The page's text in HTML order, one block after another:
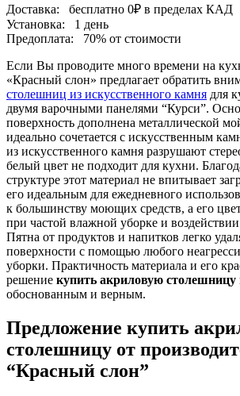
Доставка:
бесплатно 0₽ в пределах КАД
Установка:
1 день
Предоплата:
70% от стоимости
Если Вы проводите много времени на
«Красный слон» предлагает обратить
столешниц из искусственного камня для
двумя варочными панелями “Курси”.
поверхность дополнена металлической
идеально сочетается с искусственным
из искусственного камня разрушают
белый цвет не подходит для кухни.
структуре этот материал не впитывает
его идеальным для ежедневного
к большинству моющих средств, а его
при частой влажной уборке и
Пятна от продуктов и напитков легко
поверхности с помощью любого
уборки. Практичность материала и его
решение купить акриловую столешницу
обоснованным и верным.
Предложение купить
столешницу от
“Красный слон”